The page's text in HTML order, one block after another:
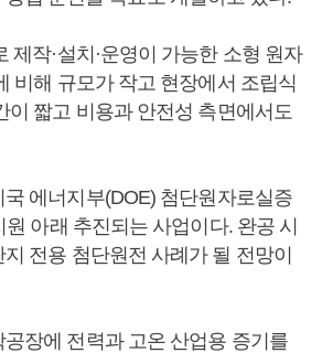
제작·설치·운영이 가능한 소형 원자
비해 규모가 작고 현장에서 조립식
이 짧고 비용과 안전성 측면에서도
에너지부(DOE) 첨단원자로실증
아래 추진되는 사업이다. 완공 시
전용 첨단원전 사례가 될 전망이
장에 전력과 고온 산업용 증기를